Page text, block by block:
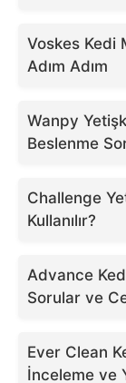
Voskes Kedi
Adım Adım
Wanpy
Beslenme
Challenge
Kullanılır?
Advance
Sorular ve
Ever Clean
İnceleme ve